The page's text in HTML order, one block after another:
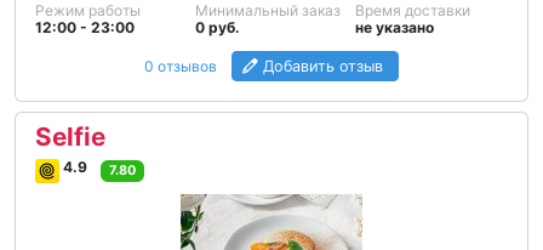
Режим работы
12:00 - 23:00
Минимальный заказ
0 руб.
Время доставки
не указано
0 отзывов Добавить отзыв
Selfie
4.9 7.80